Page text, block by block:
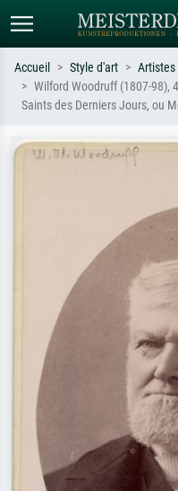
Recherche standard
ex. Monet, Nuit étoilée,
impressionnisme, vague de
Accueil Style d'art Artistes
Wilford Woodruff (1807-98),
Saints des Derniers Jours, ou